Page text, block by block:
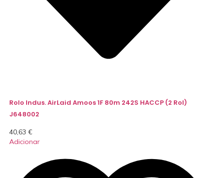
Rolo Indus. AirLaid Amoos 1F 80m 242S HACCP (2 Rol)
J648002
40,63 €
Adicionar